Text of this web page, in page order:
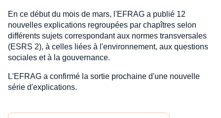
En ce début du mois de mars, l'EFRAG a publié 12
nouvelles explications regroupées par chapîtres selon
différents sujets correspondant aux normes transversales
(ESRS 2), à celles liées à l'environnement, aux questions
sociales et à la gouvernance.
L'EFRAG a confirmé la sortie prochaine d'une nouvelle
série d'explications.